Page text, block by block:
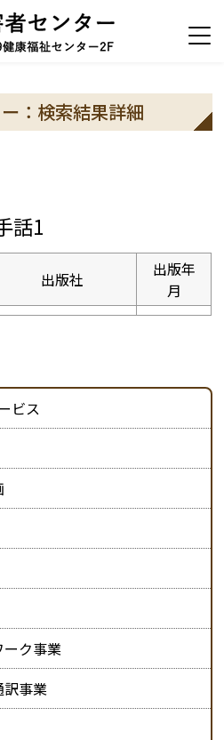
：検索結果詳細
話1
出版社
出版年
月
ビス
ク事業
訳事業